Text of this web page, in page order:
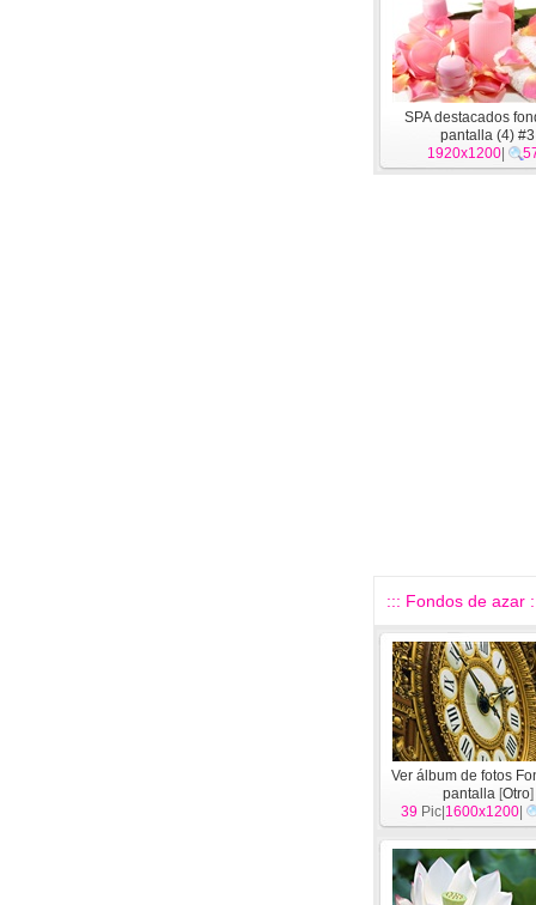
SPA destacados
pantalla (4) #3
1920x1200
::: Fondos de azar
Ver álbum de fotos
pantalla [Otro]
39 Pic| 1600x1200